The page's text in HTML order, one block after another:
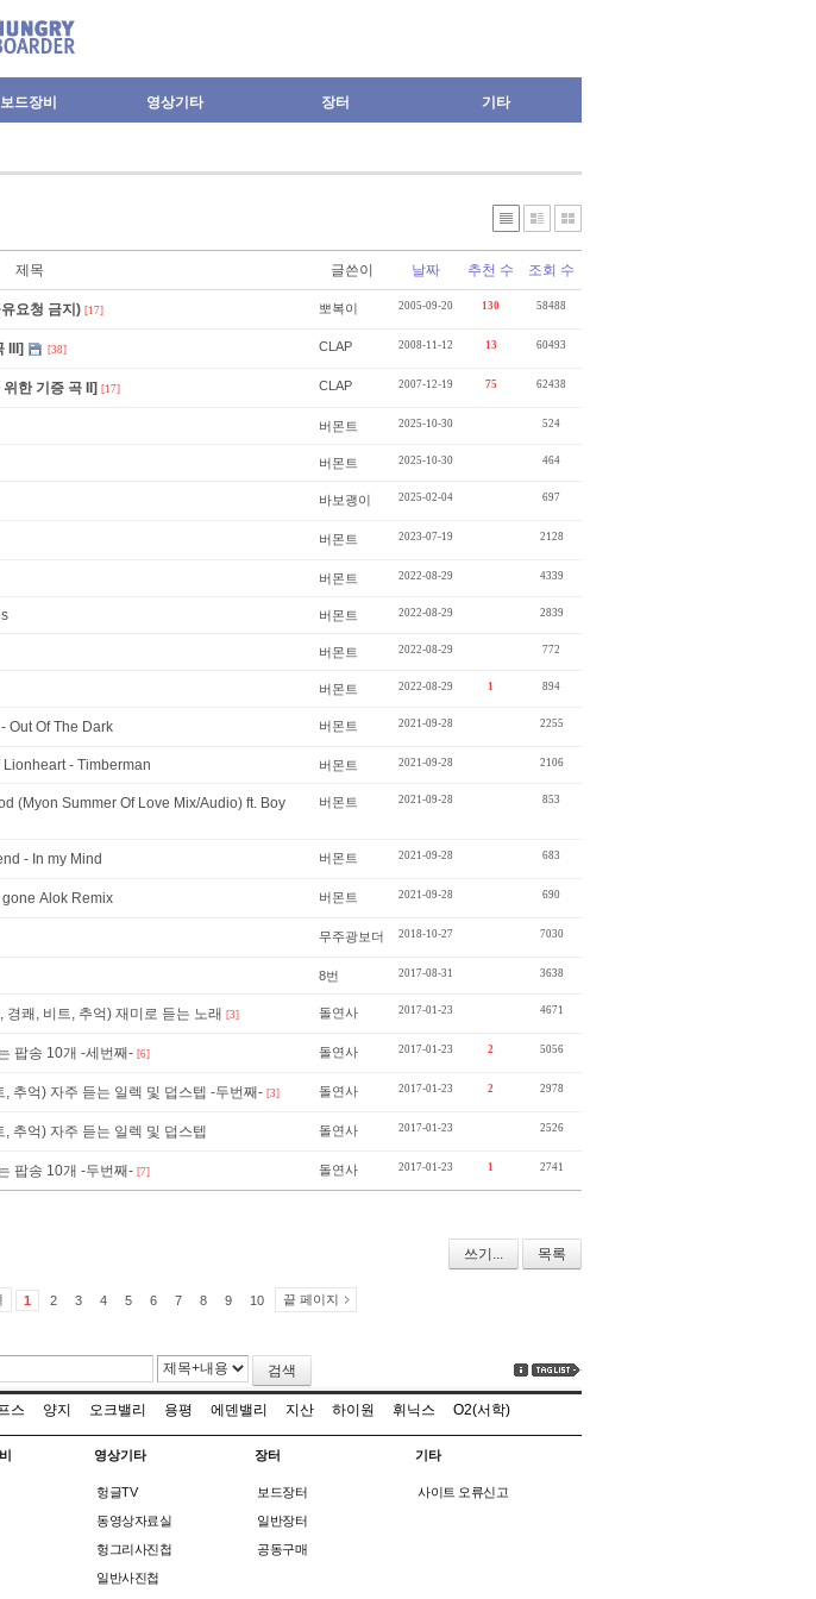
드장비 영상기타 장터 기타
제목 글쓴이 날짜 추천 수 조회 수
요청 금지) [17] 뽀복이 2005-09-20 130 58488
III] [38] CLAP 2008-11-12 13 60493
[보더들을 위한 기증 곡 II] [17] CLAP 2007-12-19 75 62438
버몬트 2025-10-30 524
버몬트 2025-10-30 464
바보괭이 2025-02-04 697
버몬트 2023-07-19 2128
버몬트 2022-08-29 4339
버몬트 2022-08-29 2839
버몬트 2022-08-29 772
버몬트 2022-08-29 1 894
Out Of The Dark 버몬트 2021-09-28 2255
- Timberman 버몬트 2021-09-28 2106
(Myon Summer Of Love Mix/Audio) ft. Boy
버몬트 2021-09-28 853
- In my Mind 버몬트 2021-09-28 683
Alok Remix 버몬트 2021-09-28 690
무주광보더 2018-10-27 7030
8번 2017-08-31 3638
쾌, 비트, 추억) 재미로 듣는 노래 [3] 돌연사 2017-01-23 4671
팝송 10개 -세번째- [6] 돌연사 2017-01-23 2 5056
추억) 자주 듣는 일렉 및 덥스텝 -두번째- [3] 돌연사 2017-01-23 2 2978
추억) 자주 듣는 일렉 및 덥스텝 돌연사 2017-01-23 2526
팝송 10개 -두번째- [7] 돌연사 2017-01-23 1 2741
쓰기... 목록
1 2 3 4 5 6 7 8 9 10 끝 페이지
검색
스 양지 오크밸리 용평 에덴밸리 지산 하이원 휘닉스 O2(서학)
영상기타
헝글TV
동영상자료실
헝그리사진첩
일반사진첩
장터
보드장터
일반장터
공동구매
기타
사이트 오류신고